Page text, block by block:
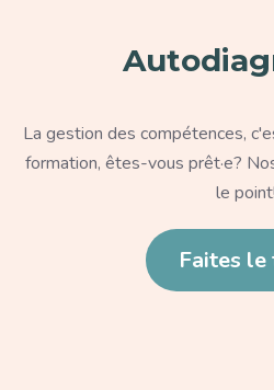
La gestion des compétences,
formation, êtes-vous prêt·e?
le point!
Faites